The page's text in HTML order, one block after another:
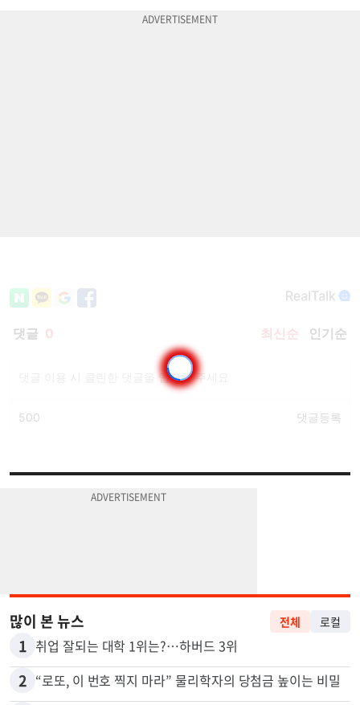
많이 본 뉴스 전체 로컬
1 취업 잘되는 대학 1위는?…하버드 3위
2 “로또, 이 번호 찍지 마라” 물리학자의 당첨금 높이는 비밀